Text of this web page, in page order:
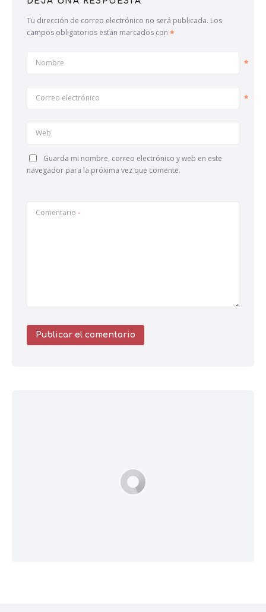
Tu dirección de correo electrónico no será publicada. Los
campos obligatorios están marcados con
Nombre
Correo electrónico
Web
Guarda mi nombre, correo electrónico y web en este
navegador para la próxima vez que comente.
Comentario *